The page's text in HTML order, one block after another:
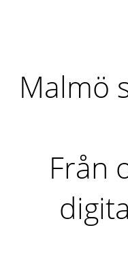
Malmö
Från